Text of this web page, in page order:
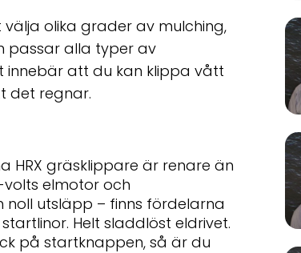
olika grader av mulching,
passar alla typer av
innebär att du kan klippa vått
det regnar.
HRX gräsklippare är renare än
elmotor och
utsläpp – finns fördelarna
Helt sladdlöst eldrivet.
på startknappen, så är du